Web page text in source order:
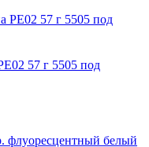
57 г 5505 под